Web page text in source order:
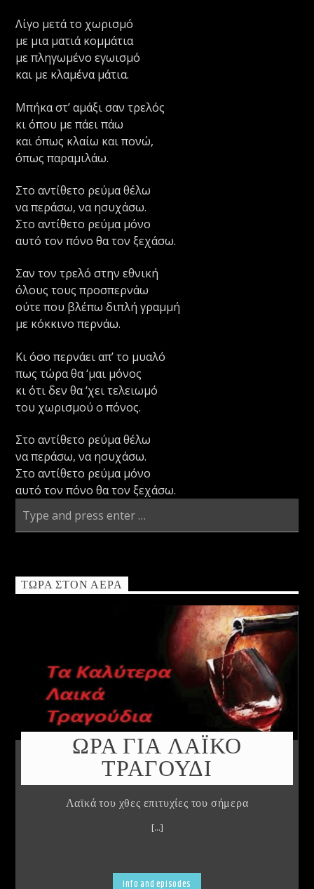
Λίγο μετά το χωρισμό
με μια ματιά κομμάτια
με πληγωμένο εγωισμό
και με κλαμένα μάτια.
Μπήκα στ’ αμάξι σαν τρελός
κι όπου με πάει πάω
και όπως κλαίω και πονώ,
όπως παραμιλάω.
Στο αντίθετο ρεύμα θέλω
να περάσω, να ησυχάσω.
Στο αντίθετο ρεύμα μόνο
αυτό τον πόνο θα τον ξεχάσω.
Σαν τον τρελό στην εθνική
όλους τους προσπερνάω
ούτε που βλέπω διπλή γραμμή
με κόκκινο περνάω.
Κι όσο περνάει απ’ το μυαλό
πως τώρα θα ‘μαι μόνος
κι ότι δεν θα ‘χει τελειωμό
του χωρισμού ο πόνος.
Στο αντίθετο ρεύμα θέλω
να περάσω, να ησυχάσω.
Στο αντίθετο ρεύμα μόνο
αυτό τον πόνο θα τον ξεχάσω.
ΤΏΡΑ ΣΤΟΝ ΑΈΡΑ
ΩΡΑ ΓΙΑ ΛΑΪΚΟ
ΤΡΑΓΟΥΔΙ
Λαϊκά του χθες επιτυχίες του σήμερα
[...]
Info and episodes